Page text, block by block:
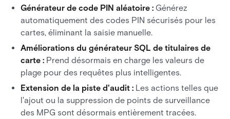
Générateur de code PIN aléatoire : Générez
automatiquement des codes PIN sécurisés pour les
cartes, éliminant la saisie manuelle.
Améliorations du générateur SQL de titulaires de
carte : Prend désormais en charge les valeurs de
plage pour des requêtes plus intelligentes.
Extension de la piste d'audit : Les actions telles que
l'ajout ou la suppression de points de surveillance
des MPG sont désormais entièrement tracées.